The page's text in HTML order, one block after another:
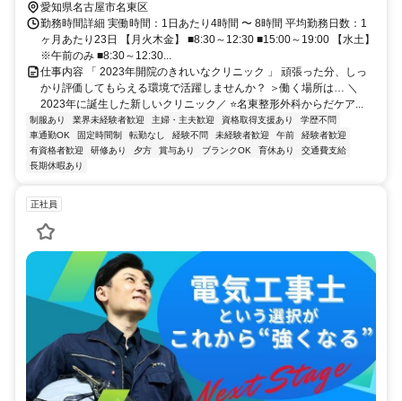
愛知県名古屋市名東区
勤務時間詳細 実働時間：1日あたり4時間 〜 8時間 平均勤務日数：1
ヶ月あたり23日 【月火木金】 ■8:30～12:30 ■15:00～19:00 【水土】
※午前のみ ■8:30～12:30...
仕事内容 「 2023年開院のきれいなクリニック 」 頑張った分、しっ
かり評価してもらえる環境で活躍しませんか？ ＞働く場所は… ＼
2023年に誕生した新しいクリニック／ ⭐名東整形外科からだケア...
制服あり 業界未経験者歓迎 主婦・主夫歓迎 資格取得支援あり
学歴不問
車通勤OK
固定時間制 転勤なし 経験不問 未経験者歓迎 午前
経験者歓迎
有資格者歓迎
研修あり 夕方 賞与あり ブランクOK 育休あり
交通費支給
長期休暇あり
正社員